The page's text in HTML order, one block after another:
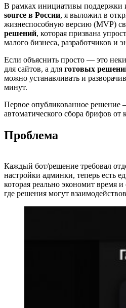
В рамках инициативы поддержки
source в России, я выложил в
жизнеспособную версию (MVP)
решений, которая призвана
малого бизнеса, разработчиков и
Если объяснить просто — это
для сайтов, а для готовых
можно устанавливать и
минут.
Первое опубликованное решение
автоматического сбора брифов от
Проблема
Каждый бот/решение требовал
настройки админки, теперь есть
которая реально экономит время
где решения могут